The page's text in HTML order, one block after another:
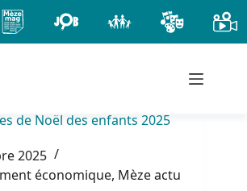
de Noël des enfants 2025
2025
économique, Mèze actu